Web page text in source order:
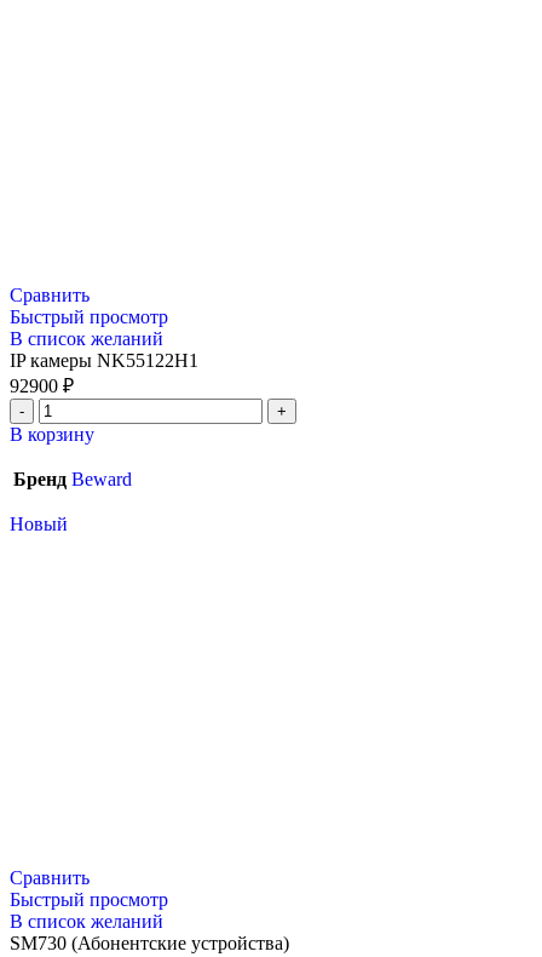
Сравнить
Быстрый просмотр
В список желаний
IP камеры NK55122H1
92900 ₽
В корзину
Бренд Beward
Новый
Сравнить
Быстрый просмотр
В список желаний
SM730 (Абонентские устройства)